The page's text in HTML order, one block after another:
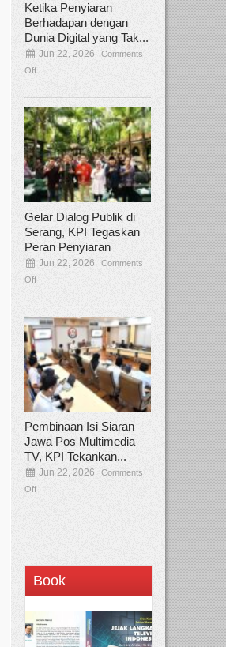
Tamee Irelly Menjadi Juri Open
Film Terbaru...
Sep 08, 2025 Comments Off
Bekasi, Broadcastmagz – Dalam upaya
talenta...
Ketika Penyiaran
Berhadapan dengan
Dunia Digital yang Tak...
Jun 22, 2026
Comments
Off
Gelar Dialog Publik di
Serang, KPI Tegaskan
Peran Penyiaran
Jun 22, 2026
Comments
Off
Pembinaan Isi Siaran
Jawa Pos Multimedia
TV, KPI Tekankan...
Jun 22, 2026
Comments
Off
Book